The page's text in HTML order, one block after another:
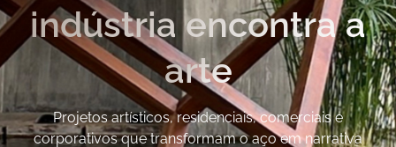
indústria encontra a
arte
Projetos artísticos, residenciais, comerciais e
corporativos que transformam o aço em narrativa